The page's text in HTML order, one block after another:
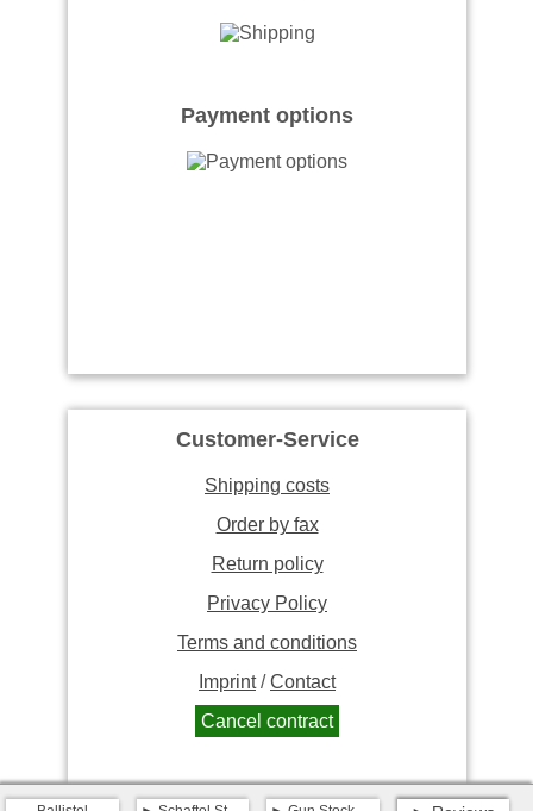
Payment options
Customer-Service
Shipping costs
Order by fax
Return policy
Privacy Policy
Terms and conditions
Imprint/Contact
Cancel contract